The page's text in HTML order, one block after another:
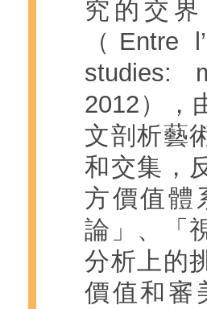
究的交
（Entre
studies:
2012），
文剖析藝
和交集，
方價值體
論」、「
分析上的
價值和審